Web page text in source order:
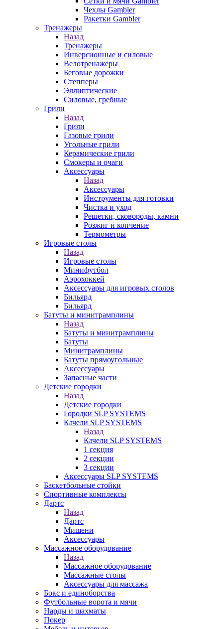
Чехлы Gambler
Ракетки Gambler
Тренажеры
Назад
Тренажеры
Инверсионные и силовые
Велотренажеры
Беговые дорожки
Степперы
Эллиптические
Силовые, гребные
Грили
Назад
Грили
Газовые грили
Угольные грили
Керамические грили
Смокеры и очаги
Аксессуары
Назад
Аксессуары
Инструменты для готовки
Чистка и уход
Решетки, сковороды, камни
Розжиг и копчение
Термометры
Игровые столы
Назад
Игровые столы
Минифутбол
Аэрохоккей
Аксессуары для игровых столов
Бильяpд
Бильяpд
Батуты и минитрамплины
Назад
Батуты и минитрамплины
Батуты
Минитрамплины
Батуты прямоугольные
Аксессуары
Запасные части
Детские городки
Назад
Детские городки
Городки SLP SYSTEMS
Качели SLP SYSTEMS
Назад
Качели SLP SYSTEMS
1 секция
2 секции
3 секции
Аксессуары SLP SYSTEMS
Баскетбольные стойки
Спортивные комплексы
Дартс
Назад
Дартс
Мишени
Аксессуары
Массажное оборудование
Назад
Массажное оборудование
Массажные столы
Аксессуары для массажа
Бокс и единоборства
Футбольные ворота и мячи
Нарды и шахматы
Покер